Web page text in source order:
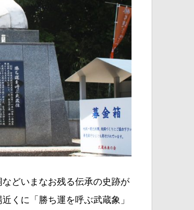
どいまなお残る伝承の史跡が
くに「勝ち運を呼ぶ武蔵象」